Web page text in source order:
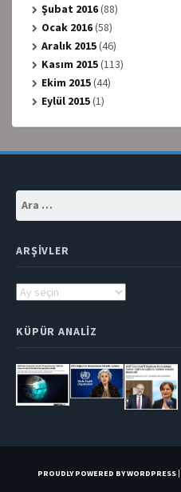
Şubat 2016(88)
Ocak 2016(58)
Aralık 2015(46)
Kasım 2015(113)
Ekim 2015(44)
Eylül 2015(1)
Arama:
ARŞIVLER
Arşivler
KÜPÜR ANALIZ
PROUDLY POWERED BY WORDPRESS